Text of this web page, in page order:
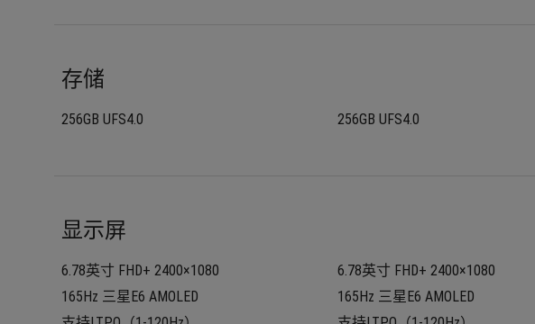
存储
256GB UFS4.0 256GB UFS4.0
显示屏
6.78英寸 FHD+ 2400×1080
165Hz 三星E6 AMOLED
6.78英寸 FHD+ 2400×1080
165Hz 三星E6 AMOLED